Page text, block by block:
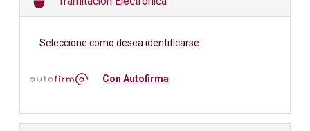
Seleccione como desea identificarse:
Con Autofirma